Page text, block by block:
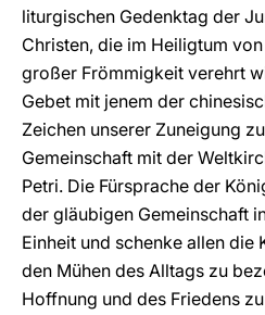
liturgischen Gedenktag der
Christen, die im Heiligtum
großer Frömmigkeit verehrt
Gebet mit jenem der
Zeichen unserer Zuneigung
Gemeinschaft mit der
Petri. Die Fürsprache der
der gläubigen Gemeinschaft
Einheit und schenke allen die
den Mühen des Alltags zu
Hoffnung und des Friedens